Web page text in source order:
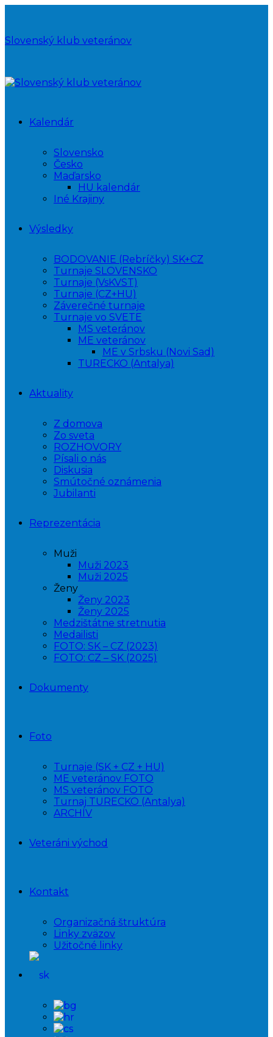
Slovenský klub veteránov
Kalendár
Slovensko
Česko
Maďarsko
HU kalendár
Iné Krajiny
Výsledky
BODOVANIE (Rebríčky) SK+CZ
Turnaje SLOVENSKO
Turnaje (VsKVST)
Turnaje (CZ+HU)
Záverečné turnaje
Turnaje vo SVETE
MS veteránov
ME veteránov
ME v Srbsku (Novi Sad)
TURECKO (Antalya)
Aktuality
Z domova
Zo sveta
ROZHOVORY
Písali o nás
Diskusia
Smútočné oznámenia
Jubilanti
Reprezentácia
Muži
Muži 2023
Muži 2025
Ženy
Ženy 2023
Ženy 2025
Medzištátne stretnutia
Medailisti
FOTO: SK – CZ (2023)
FOTO: CZ – SK (2025)
Dokumenty
Foto
Turnaje (SK + CZ + HU)
ME veteránov FOTO
MS veteránov FOTO
Turnaj TURECKO (Antalya)
ARCHÍV
Veteráni východ
Kontakt
Organizačná štruktúra
Linky zväzov
Užitočné linky